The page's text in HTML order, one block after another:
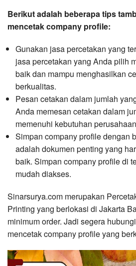
Berikut adalah beberapa tips
mencetak company profile:
Gunakan jasa percetakan yang
jasa percetakan yang Anda pilih
baik dan mampu menghasilkan
berkualitas.
Pesan cetakan dalam jumlah
Anda memesan cetakan dalam
memenuhi kebutuhan
Simpan company profile dengan
adalah dokumen penting yang
baik. Simpan company profile di
mudah diakses.
Sinarsurya.com merupakan
Printing yang berlokasi di Jakarta
minimum order. Jadi segera
mencetak company profile yang